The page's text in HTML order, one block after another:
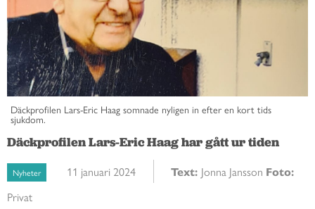
Däckprofilen Lars-Eric Haag somnade nyligen in efter en kort tids
sjukdom.
Däckprofilen Lars-Eric Haag har gått ur tiden
Nyheter 11 januari 2024 Text: Jonna Jansson Foto:
Privat